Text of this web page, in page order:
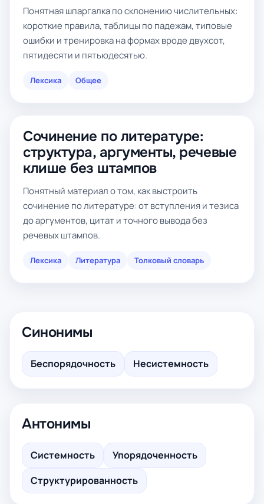
Понятная шпаргалка по склонению числительных:
короткие правила, таблицы по падежам, типовые
ошибки и тренировка на формах вроде двухсот,
пятидесяти и пятьюдесятью.
Лексика Общее
Сочинение по литературе:
структура, аргументы, речевые
клише без штампов
Понятный материал о том, как выстроить
сочинение по литературе: от вступления и тезиса
до аргументов, цитат и точного вывода без
речевых штампов.
Лексика Литература Толковый словарь
Синонимы
Беспорядочность Несистемность
Антонимы
Системность
Упорядоченность
Структурированность